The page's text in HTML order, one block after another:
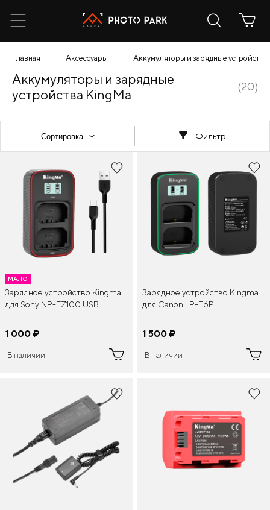
Главная Аксессуары Аккумуляторы и зарядные устройства
Аккумуляторы и зарядные
устройства KingMa
(20)
Фильтр
МАЛО
Зарядное устройство Kingma
для Sony NP-FZ100 USB
1 000 ¤
В наличии
Зарядное устройство Kingma
для Canon LP-E6P
1 500 ¤
В наличии